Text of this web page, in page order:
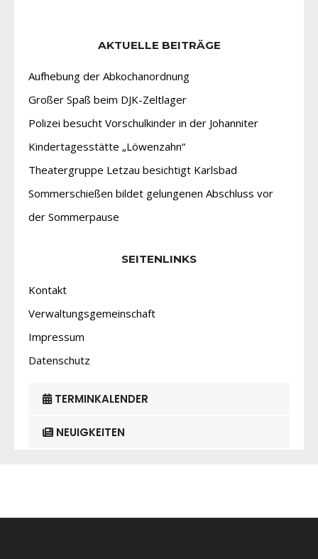
AKTUELLE BEITRÄGE
Aufhebung der Abkochanordnung
Großer Spaß beim DJK-Zeltlager
Polizei besucht Vorschulkinder in der Johanniter
Kindertagesstätte „Löwenzahn“
Theatergruppe Letzau besichtigt Karlsbad
Sommerschießen bildet gelungenen Abschluss vor
der Sommerpause
SEITENLINKS
Kontakt
Verwaltungsgemeinschaft
Impressum
Datenschutz
TERMINKALENDER
NEUIGKEITEN